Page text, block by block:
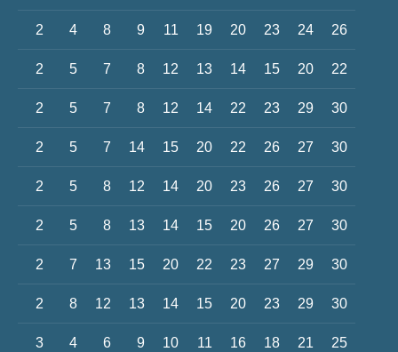
2 4 8 9 11 19 20 23 24 26
2 5 7 8 12 13 14 15 20 22
2 5 7 8 12 14 22 23 29 30
2 5 7 14 15 20 22 26 27 30
2 5 8 12 14 20 23 26 27 30
2 5 8 13 14 15 20 26 27 30
2 7 13 15 20 22 23 27 29 30
2 8 12 13 14 15 20 23 29 30
3 4 6 9 10 11 16 18 21 25